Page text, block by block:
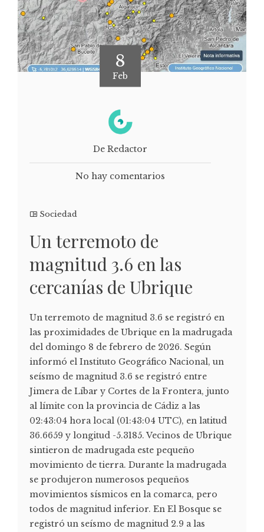
8
Feb
De Redactor
No hay comentarios
Sociedad
Un terremoto de
magnitud 3.6 en las
cercanías de Ubrique
Un terremoto de magnitud 3.6 se registró en
las proximidades de Ubrique en la madrugada
del domingo 8 de febrero de 2026. Según
informó el Instituto Geográfico Nacional, un
seísmo de magnitud 3.6 se registró entre
Jimera de Líbar y Cortes de la Frontera, junto
al límite con la provincia de Cádiz a las
02:43:04 hora local (01:43:04 UTC), en latitud
36.6659 y longitud -5.3185. Vecinos de Ubrique
sintieron de madrugada este pequeño
movimiento de tierra. Durante la madrugada
se produjeron numerosos pequeños
movimientos sísmicos en la comarca, pero
todos de magnitud inferior. En El Bosque se
registró un seísmo de magnitud 2.9 a las